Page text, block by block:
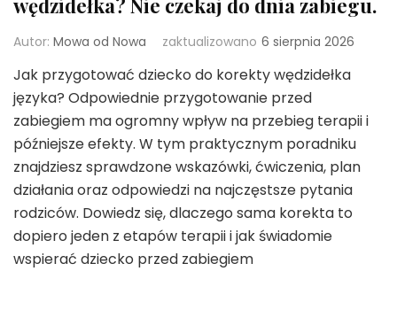
wędzidełka? Nie czekaj do dnia zabiegu.
Autor: Mowa od Nowa zaktualizowano 6 sierpnia 2026
Jak przygotować dziecko do korekty wędzidełka
języka? Odpowiednie przygotowanie przed
zabiegiem ma ogromny wpływ na przebieg terapii i
późniejsze efekty. W tym praktycznym poradniku
znajdziesz sprawdzone wskazówki, ćwiczenia, plan
działania oraz odpowiedzi na najczęstsze pytania
rodziców. Dowiedz się, dlaczego sama korekta to
dopiero jeden z etapów terapii i jak świadomie
wspierać dziecko przed zabiegiem